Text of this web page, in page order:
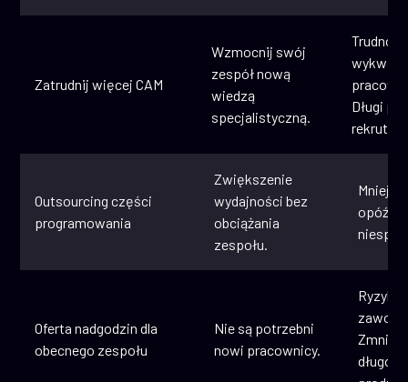
Zatrudnij więcej CAM
Wzmocnij swój
zespół nową
wiedzą
specjalistyczną.
Trudno
Długi
Outsourcing części
programowania
Zwiększenie
wydajności bez
obciążania
zespołu.
Oferta nadgodzin dla
obecnego zespołu
Nie są potrzebni
nowi pracownicy.
Ryzyko